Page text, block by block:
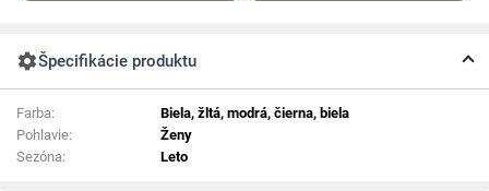
settingsŠpecifikácie produktu
Farba:
Biela, žltá, modrá, čierna, biela
Pohlavie:
Ženy
Sezóna:
Leto